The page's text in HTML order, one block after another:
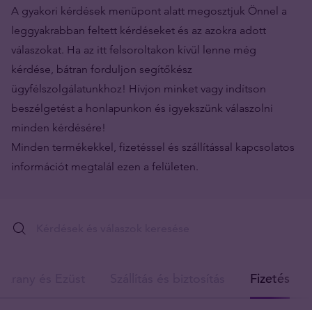
A gyakori kérdések menüpont alatt megosztjuk Önnel a
leggyakrabban feltett kérdéseket és az azokra adott
válaszokat. Ha az itt felsoroltakon kívül lenne még
kérdése, bátran forduljon segítőkész
ügyfélszolgálatunkhoz! Hívjon minket vagy indítson
beszélgetést a honlapunkon és igyekszünk válaszolni
minden kérdésére!
Minden termékekkel, fizetéssel és szállítással kapcsolatos
információt megtalál ezen a felületen.
Fizetés